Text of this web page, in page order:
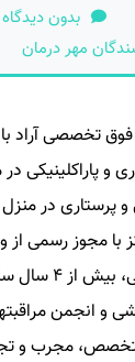
بدون دیدگاه
مهر درمان
تخصصی آراد
پاراکلینیکی در
پرستاری در
با مجوز رسمی از
درمان و
و انجمن
مجرب و